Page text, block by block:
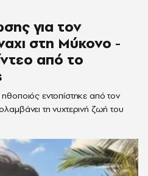
για τον
στη Μύκονο -
από το
εντοπίστηκε από τον
τη νυχτερινή ζωή του